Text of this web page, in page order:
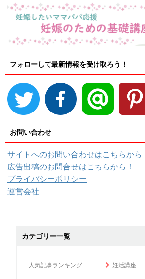
フォローして最新情報を受け取ろう！
お問い合わせ
サイトへのお問い合わせはこちらから
広告出稿のお問合せはこちらから！
プライバシーポリシー
運営会社
カテゴリー一覧
人気記事ランキング 妊活講座